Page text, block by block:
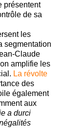
présentent
de sa
les
segmentation
Claude
amplifie les
La révolte
des
également
aux
a durci